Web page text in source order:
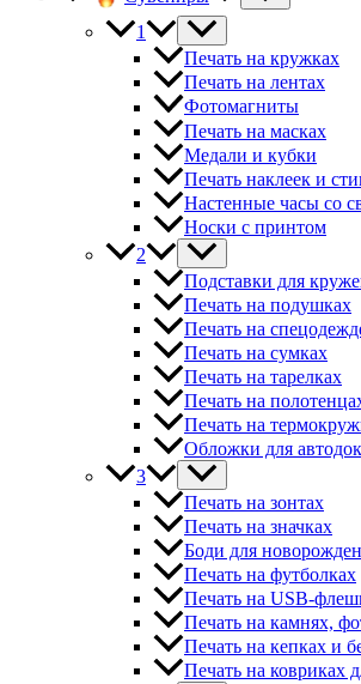
1
Печать на кружках
Печать на лентах
Фотомагниты
Печать на масках
Медали и кубки
Печать наклеек и
Настенные часы со
Носки с принтом
2
Подставки для
Печать на подушках
Печать на
Печать на сумках
Печать на тарелках
Печать на
Печать на
Обложки для
3
Печать на зонтах
Печать на значках
Боди для
Печать на футболках
Печать на USB-
Печать на камнях,
Печать на кепках и
Печать на ковриках